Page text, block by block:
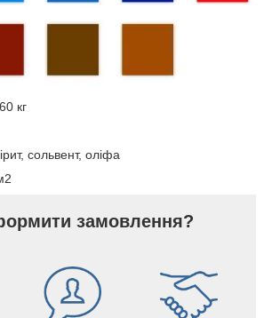
кг
сольвент, оліфа
замовлення?